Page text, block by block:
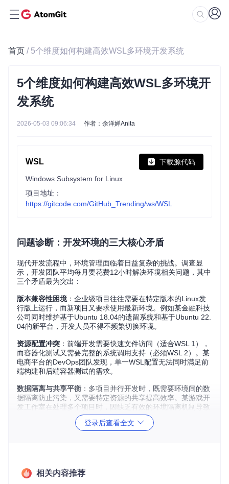
首页 / 5个维度如何构建高效WSL多环境开发系统
5个维度如何构建高效WSL多环境开
发系统
2026-05-03 09:06:34 作者：余洋婵Anita
WSL 下载源代码
Windows Subsystem for Linux
项目地址：
https://gitcode.com/GitHub_Trending/ws/WSL
问题诊断：开发环境的三大核心矛盾
现代开发流程中，环境管理面临着日益复杂的挑战。调查显
示，开发团队平均每月要花费12小时解决环境相关问题，其中
三个矛盾最为突出：
版本兼容性困境：企业级项目往往需要在特定版本的Linux发
行版上运行，而新项目又要求使用最新环境。例如某金融科技
公司同时维护基于Ubuntu 18.04的遗留系统和基于Ubuntu 22.
04的新平台，开发人员不得不频繁切换环境。
资源配置冲突 ：前端开发需要快速文件访问（适合WSL 1），
而容器化测试又需要完整的系统调用支持（必须WSL 2）。某
电商平台的DevOps团队发现，单一WSL配置无法同时满足前
端构建和后端容器测试的需求。
数据隔离与共享平衡 ：多项目并行开发时，既需要环境间的数
据隔离防止污染，又需要特定资源的共享提高效率。某游戏开
发工作室在处理多个项目时，因缺乏有效的环境隔离机制导致
配置文件互相覆盖，造成了严重的开发事故。
基础。WSL 1采用翻译层架构，直接将Linux系统调用转换为W
indows系统调用，这种设计带来了出色的文件系统性能，特别
登录后查看全文
相关内容推荐